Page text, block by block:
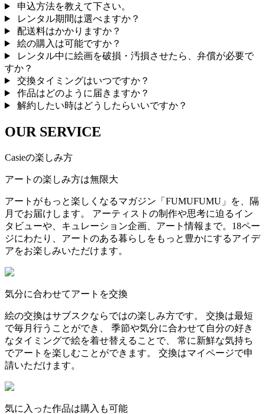
申込方法を教えて下さい。
レンタル期間は選べますか？
配送料はかかりますか？
絵の購入は可能ですか？
レンタル中に絵画を破損・汚損させたら、弁償が必要で
すか？
交換タイミングはいつですか？
作品はどのように届きますか？
解約したい時はどうしたらいいですか？
OUR SERVICE
Casieの楽しみ方
アートの楽しみ方は無限大
アートがもっと楽しくなるマガジン「FUMUFUMU」を、隔
月でお届けします。 アーティストの制作や思考に迫るイン
タビューや、キュレーション企画、アート情報まで。18ペー
ジにわたり、アートのある暮らしをもっと豊かにするアイデ
アをお楽しみいただけます。
気分に合わせてアートを交換
絵の交換はサブスクならではの楽しみ方です。 交換は最短
で毎月行うことができ、 季節や気分に合わせて自分の好き
なタイミングで絵を着せ替えることで、 常に新鮮な気持ち
でアートを楽しむことができます。 交換はマイページで申
請いただけます。
気に入った作品は購入も可能